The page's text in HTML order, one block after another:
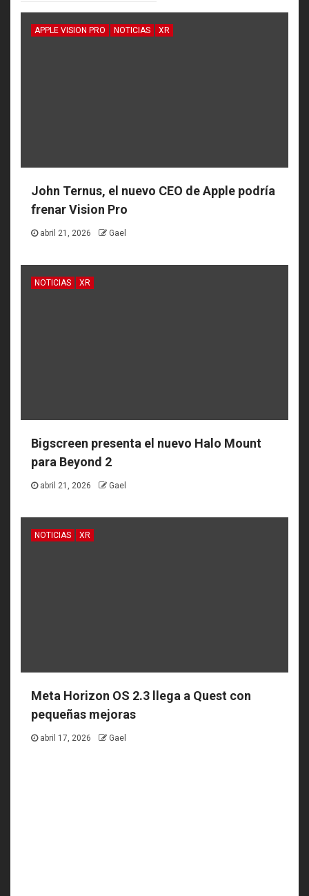
APPLE VISION PRO NOTICIAS XR
John Ternus, el nuevo CEO de Apple podría
frenar Vision Pro
abril 21, 2026 Gael
NOTICIAS XR
Bigscreen presenta el nuevo Halo Mount
para Beyond 2
abril 21, 2026 Gael
NOTICIAS XR
Meta Horizon OS 2.3 llega a Quest con
pequeñas mejoras
abril 17, 2026 Gael